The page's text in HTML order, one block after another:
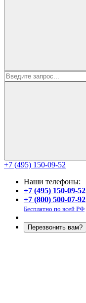
+7 (495) 150-09-52
Наши телефоны:
+7 (495) 150-09-52
+7 (800) 500-07-92
Бесплатно по всей РФ
Перезвонить вам?